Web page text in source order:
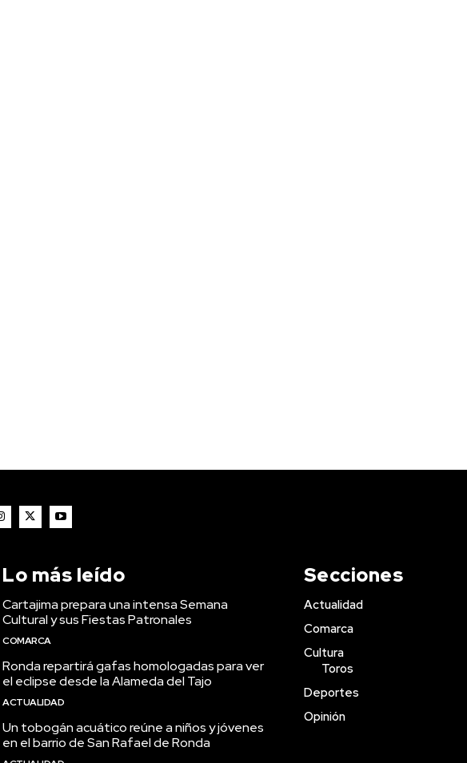
Lo más leído
Cartajima prepara una intensa Semana
Cultural y sus Fiestas Patronales
COMARCA
Ronda repartirá gafas homologadas para ver
el eclipse desde la Alameda del Tajo
ACTUALIDAD
Un tobogán acuático reúne a niños y jóvenes
en el barrio de San Rafael de Ronda
Secciones
Actualidad
Comarca
Cultura
Toros
Deportes
Opinión